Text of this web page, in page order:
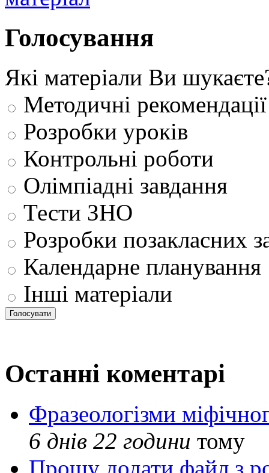
Голосування
Які матеріали Ви
Методичні рекомендації
Розробки уроків
Контрольні роботи
Олімпіадні завдання
Тести ЗНО
Розробки позакласних
Календарне планування
Інші матеріали
Останні коментарі
Фразеологізми
6 днів 22 години тому